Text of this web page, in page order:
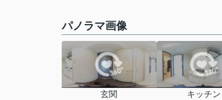
パノラマ画像
玄関 キッチン